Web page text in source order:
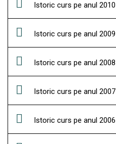
Istoric curs pe anul 2010
Istoric curs pe anul 2009
Istoric curs pe anul 2008
Istoric curs pe anul 2007
Istoric curs pe anul 2006